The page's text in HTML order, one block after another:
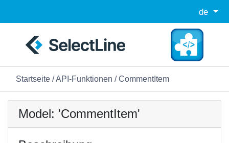
de
Startseite /API-Funktionen / CommentItem
Model: 'CommentItem'